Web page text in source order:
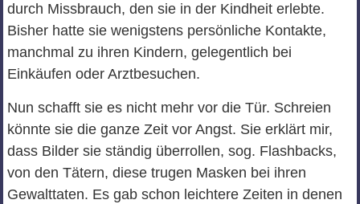
durch Missbrauch, den sie in der Kindheit erlebte.
Bisher hatte sie wenigstens persönliche Kontakte,
manchmal zu ihren Kindern, gelegentlich bei
Einkäufen oder Arztbesuchen.
Nun schafft sie es nicht mehr vor die Tür. Schreien
könnte sie die ganze Zeit vor Angst. Sie erklärt mir,
dass Bilder sie ständig überrollen, sog. Flashbacks,
von den Tätern, diese trugen Masken bei ihren
Gewalttaten. Es gab schon leichtere Zeiten in denen